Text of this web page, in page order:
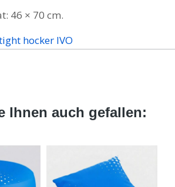
46 × 70 cm.
hocker IVO
Ihnen auch gefallen: